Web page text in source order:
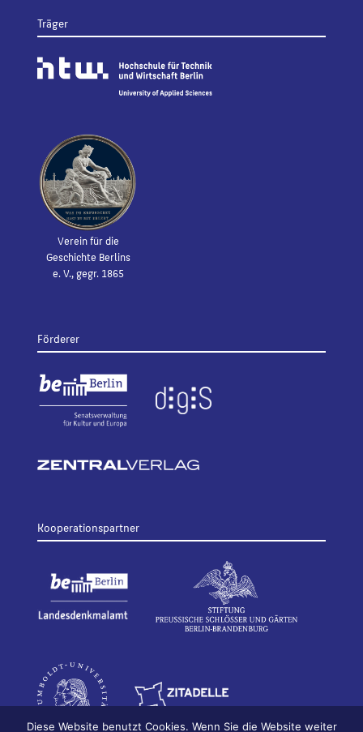
Träger
Verein für die
Geschichte Berlins
e. V., gegr. 1865
Förderer
Kooperationspartner
Diese Website benutzt Cookies. Wenn Sie die Website weiter